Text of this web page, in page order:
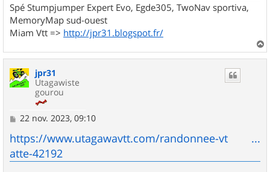
Spé Stumpjumper Expert Evo, Egde305, TwoNav sportiva,
MemoryMap sud-ouest
Miam Vtt => http://jpr31.blogspot.fr/
a
jpr31
Utagawiste
gourou
M
s
s
a
g
22 nov. 2023, 09:10
https://www.utagawavtt.com/randonnee-vt ...
atte-42192